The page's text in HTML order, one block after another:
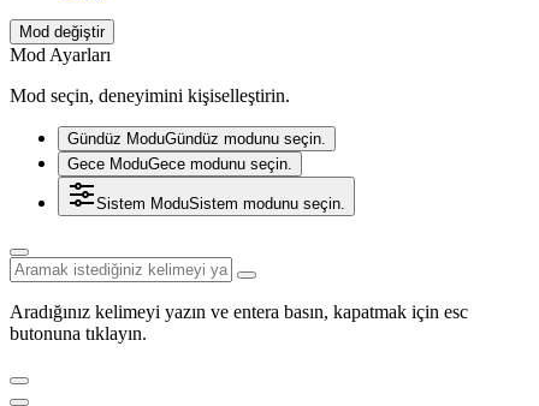
Mod değiştir
Mod Ayarları
Mod seçin, deneyimini kişiselleştirin.
Gündüz ModuGündüz modunu seçin.
Gece ModuGece modunu seçin.
Sistem ModuSistem modunu seçin.
Aradığınız kelimeyi yazın ve entera basın, kapatmak için esc
butonuna tıklayın.